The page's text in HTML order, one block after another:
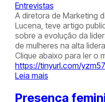
Entrevistas
A diretora de Marketing
Lucena, teve artigo
sobre a evolução da
de mulheres na alta
Clique abaixo para ler o
https://tinyurl.com/
Leia mais
Presença